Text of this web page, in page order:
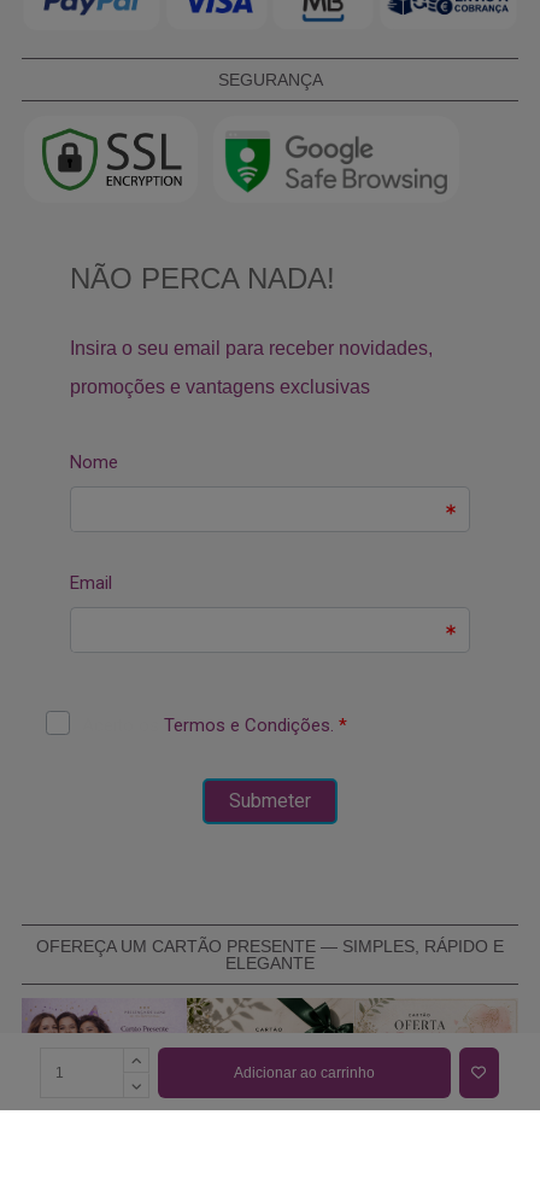
Adicionar ao carrinho
SEGURANÇA
OFEREÇA UM CARTÃO PRESENTE — SIMPLES, RÁPIDO E
ELEGANTE